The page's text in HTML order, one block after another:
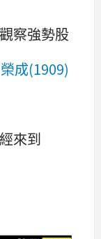
觀察強勢股
榮成(1909)
來到